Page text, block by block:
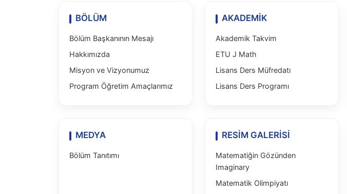
BÖLÜM
Bölüm Başkanının Mesajı
Hakkımızda
Misyon ve Vizyonumuz
Program Öğretim Amaçlarımız
AKADEMİK
Akademik Takvim
ETU J Math
Lisans Ders Müfredatı
Lisans Ders Programı
MEDYA
Bölüm Tanıtımı
RESİM GALERİSİ
Matematiğin Gözünden
Imaginary
Matematik Olimpiyatı